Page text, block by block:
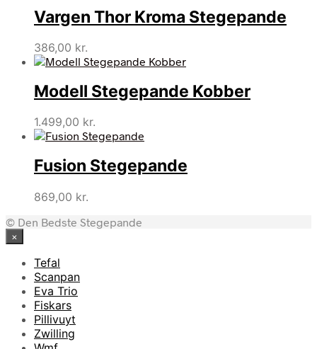
Vargen Thor Kroma Stegepande
386,00 kr.
Modell Stegepande Kobber
1.499,00 kr.
Fusion Stegepande
869,00 kr.
© Den Bedste Stegepande
×
Tefal
Scanpan
Eva Trio
Fiskars
Pillivuyt
Zwilling